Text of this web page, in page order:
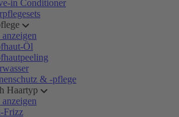
in Conditioner
Öl
& -pflege
Haartyp
Frizz